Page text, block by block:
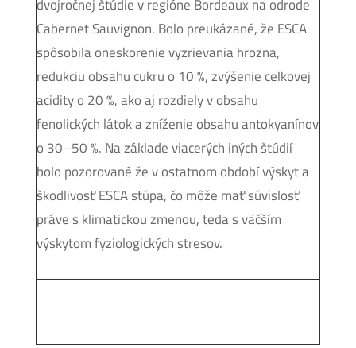
dvojročnej štúdie v regióne Bordeaux na odrode
Cabernet Sauvignon. Bolo preukázané, že ESCA
spôsobila oneskorenie vyzrievania hrozna,
redukciu obsahu cukru o 10 %, zvýšenie celkovej
acidity o 20 %, ako aj rozdiely v obsahu
fenolických látok a zníženie obsahu antokyanínov
o 30–50 %. Na základe viacerých iných štúdií
bolo pozorované že v ostatnom období výskyt a
škodlivosť ESCA stúpa, čo môže mať súvislosť
práve s klimatickou zmenou, teda s väčším
výskytom fyziologických stresov.